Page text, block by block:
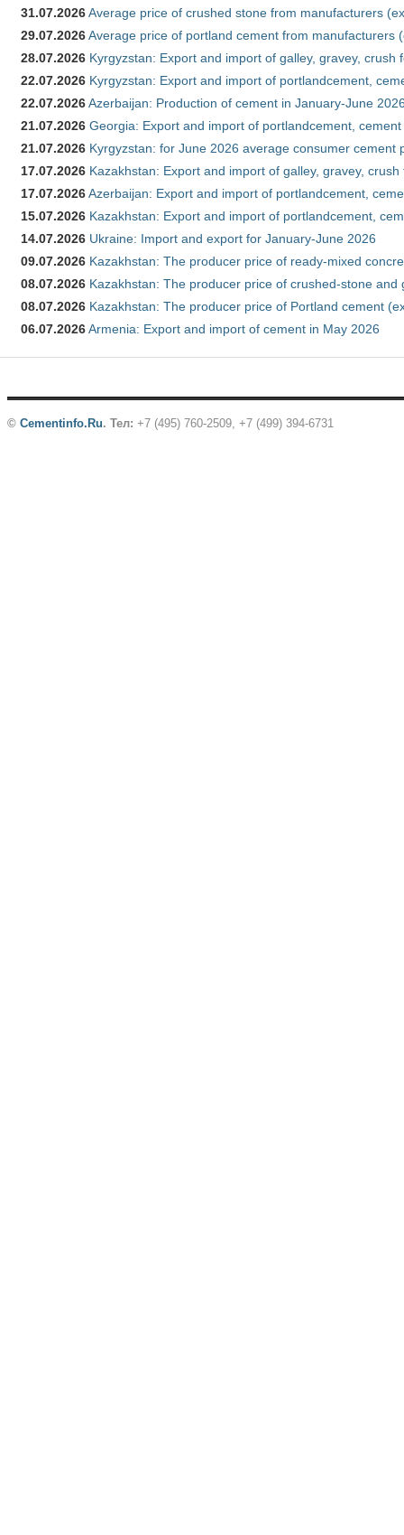
31.07.2026Average price of crushed stone from manufacturers
29.07.2026Average price of portland cement from manufacturers
28.07.2026 Kyrgyzstan: Export and import of galley, gravey,
22.07.2026 Kyrgyzstan: Export and import of portlandcement,
22.07.2026Azerbaijan: Production of cement in January-June
21.07.2026 Georgia: Export and import of portlandcement,
21.07.2026 Kyrgyzstan: for June 2026 average consumer cement
17.07.2026 Kazakhstan: Export and import of galley, gravey,
17.07.2026Azerbaijan: Export and import of portlandcement,
15.07.2026 Kazakhstan: Export and import of portlandcement,
14.07.2026 Ukraine: Import and export for January-June 2026
09.07.2026 Kazakhstan: The producer price of ready-mixed
08.07.2026 Kazakhstan: The producer price of crushed-stone and
08.07.2026 Kazakhstan: The producer price of Portland cement
06.07.2026Armenia: Export and import of cement in May 2026
© Cementinfo.Ru. Тел: +7 (495) 760-2509, +7 (499) 394-6731